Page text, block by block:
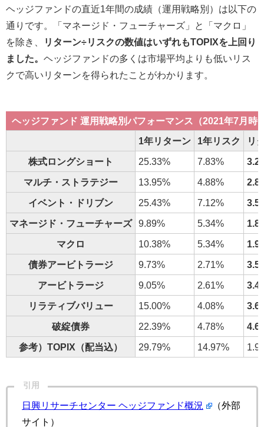
ヘッジファンドの直近1年間の成績（運用戦略別）は以下の
通りです。「マネージド・フューチャーズ」と「マクロ」
を除き、
リターン÷リスクの数値はいずれもTOPIXを上回り
ました。 ヘッジファンドの多くは市場平均よりも低いリス
クで高いリターンを得られたことがわかります。
ヘッジファンド 運用戦略別パフォーマンス（2021年7月時
1年リターン 1年リスク リ
株式ロングショート 25.33% 7.83%
マルチ・ストラテジー 13.95% 4.88%
イベント・ドリブン 25.43% 7.12%
マネージド・フューチャーズ 9.89% 5.34%
マクロ 10.38% 5.34%
債券アービトラージ 9.73% 2.71%
アービトラージ 9.05% 2.61% 3.4
リラティブバリュー 15.00% 4.08%
破綻債券 22.39% 4.78%
参考）TOPIX（配当込） 29.79% 14.97%
引用
日興リサーチセンター ヘッジファンド概況
（外部
サイト）